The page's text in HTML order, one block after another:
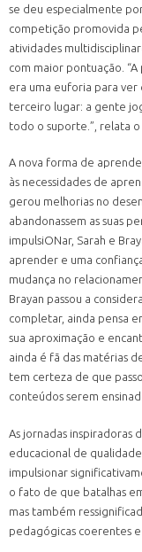
se deu especialmente
competição promovida
atividades
com maior pontuação.
era uma euforia para
terceiro lugar: a gente
todo o suporte.”, relata o
A nova forma de
às necessidades de
gerou melhorias no
abandonassem as suas
impulsiONar, Sarah e
aprender e uma
mudança no
Brayan passou a
completar, ainda pensa
sua aproximação e
ainda é fã das matérias
tem certeza de que
conteúdos serem
As jornadas inspiradoras
educacional de
impulsionar
o fato de que batalhas
mas também
pedagógicas coerentes e